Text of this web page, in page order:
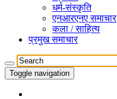
धर्म-संस्कृति
एनआरएनए समाचार
कला / साहित्य
प्रमुख समाचार
Toggle navigation